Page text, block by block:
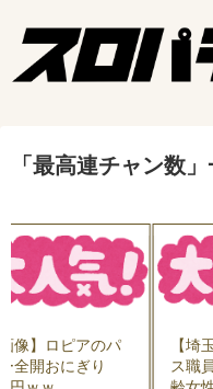
「 最高連チャン数 」
像】ロピアのパ
全開おにぎり
【埼
ス職